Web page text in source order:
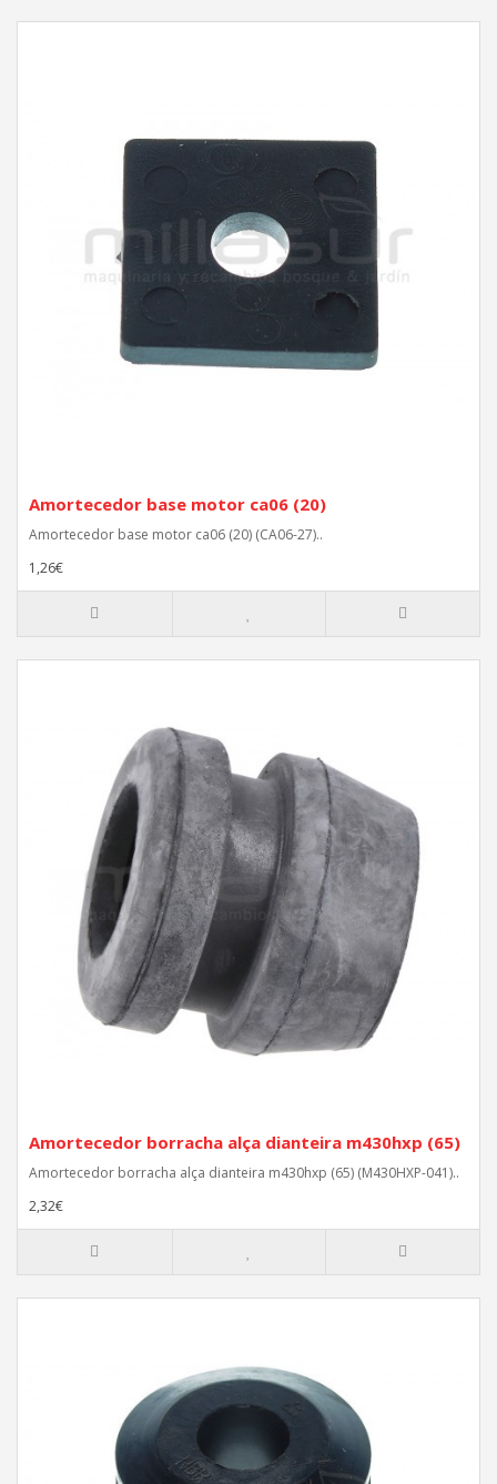
Amortecedor base motor ca06 (20)
Amortecedor base motor ca06 (20) (CA06-27)..
1,26€
Amortecedor borracha alça dianteira m430hxp (65)
Amortecedor borracha alça dianteira m430hxp (65) (M430HXP-041)..
2,32€